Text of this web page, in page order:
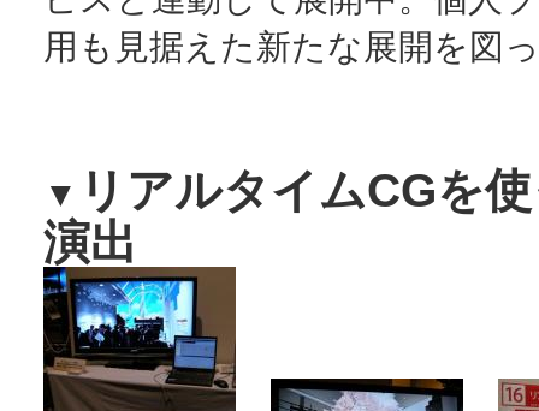
用も見据えた新たな展開を図
▼ リアルタイムCGを
演出